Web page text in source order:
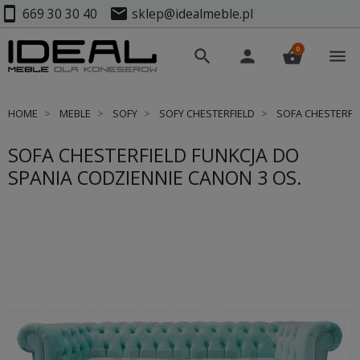
smartphone 669 30 30 40 mail sklep@idealmeble.pl
search person shopping_basket
0 menu
HOME MEBLE SOFY SOFY CHESTERFIELD SOFA
SOFA CHESTERFIELD FUNKCJA DO
SPANIA CODZIENNIE CANON 3 OS.